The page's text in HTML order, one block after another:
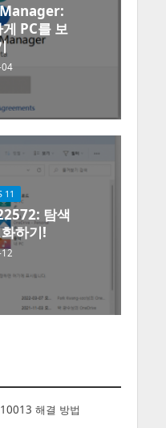
PC를 보
11
탐색
하기!
해결 방법